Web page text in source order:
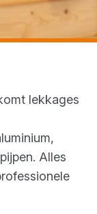
lekkages
Alles